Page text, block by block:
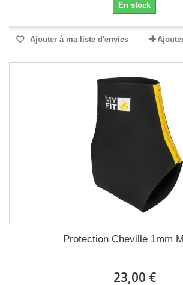
En stock
Ajouter à ma liste d'envies
Protection Cheville 1mm
23,00 €